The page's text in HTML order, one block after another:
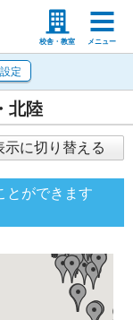
校舎・教室 メニュー
の先生
設定
北陸
示に切り替える
とができます